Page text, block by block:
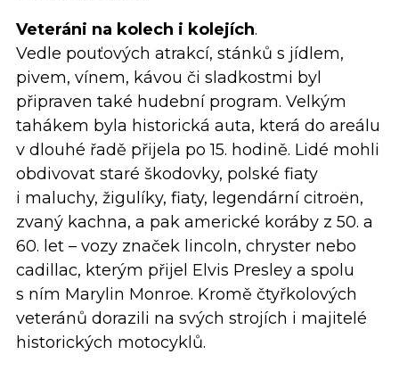
Veteráni na kolech i kolejích.
Vedle pouťových atrakcí, stánků s jídlem,
pivem, vínem, kávou či sladkostmi byl
připraven také hudební program. Velkým
tahákem byla historická auta, která do areálu
v dlouhé řadě přijela po 15. hodině. Lidé mohli
obdivovat staré škodovky, polské fiaty
i maluchy, žigulíky, fiaty, legendární citroën,
zvaný kachna, a pak americké koráby z 50. a
60. let – vozy značek lincoln, chryster nebo
cadillac, kterým přijel Elvis Presley a spolu
s ním Marylin Monroe. Kromě čtyřkolových
veteránů dorazili na svých strojích i majitelé
historických motocyklů.